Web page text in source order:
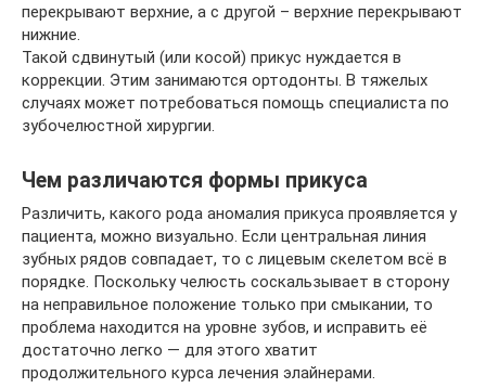
перекрывают верхние, а с другой – верхние перекрывают
нижние.
Такой сдвинутый (или косой) прикус нуждается в
коррекции. Этим занимаются ортодонты. В тяжелых
случаях может потребоваться помощь специалиста по
зубочелюстной хирургии.
Чем различаются формы прикуса
Различить, какого рода аномалия прикуса проявляется у
пациента, можно визуально. Если центральная линия
зубных рядов совпадает, то с лицевым скелетом всё в
порядке. Поскольку челюсть соскальзывает в сторону
на неправильное положение только при смыкании, то
проблема находится на уровне зубов, и исправить её
достаточно легко — для этого хватит
продолжительного курса лечения элайнерами.